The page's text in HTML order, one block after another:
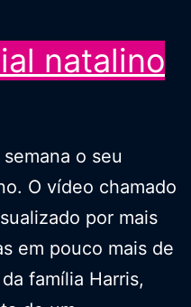
natalino
o seu
O vídeo chamado
por mais
em pouco mais de
família Harris,